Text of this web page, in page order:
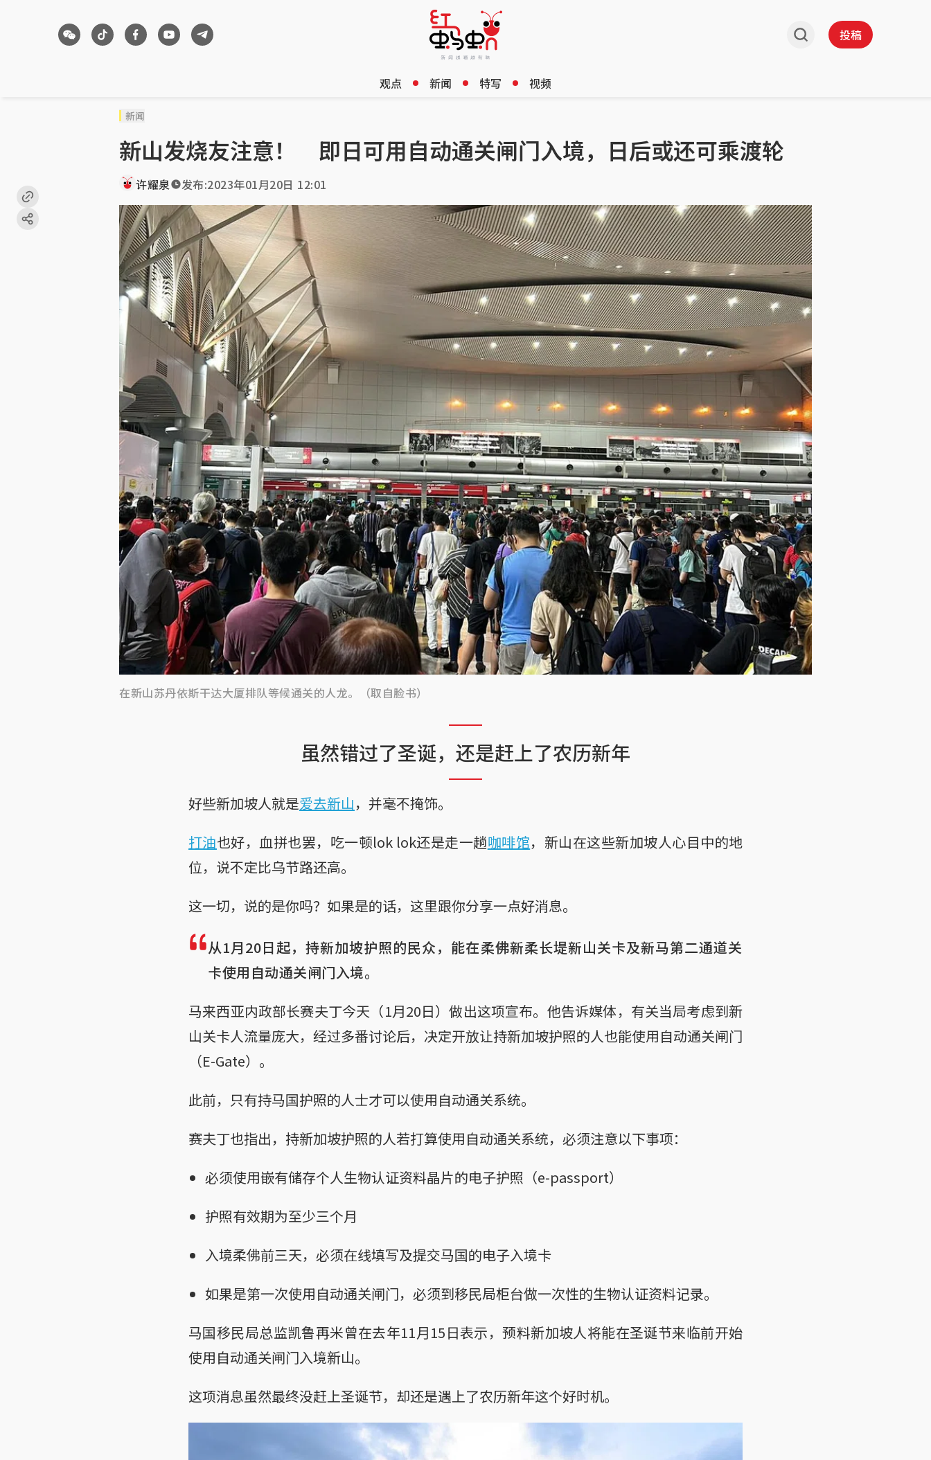
投稿
观点 新闻 特写 视频
新闻
新山发烧友注意！ 即日可用自动通关闸门入境，日后或还可乘渡轮
许耀泉 发布:2023年01月20日 12:01
在新山苏丹依斯干达大厦排队等候通关的人龙。（取自脸书）
虽然错过了圣诞，还是赶上了农历新年
好些新加坡人就是爱去新山，并毫不掩饰。
打油也好，血拼也罢，吃一顿lok lok还是走一趟咖啡馆，新山在这些新加坡人心目中的地
位，说不定比乌节路还高。
这一切，说的是你吗？如果是的话，这里跟你分享一点好消息。
从1月20日起，持新加坡护照的民众，能在柔佛新柔长堤新山关卡及新马第二通道关
卡使用自动通关闸门入境。
马来西亚内政部长赛夫丁今天（1月20日）做出这项宣布。他告诉媒体，有关当局考虑到新
山关卡人流量庞大，经过多番讨论后，决定开放让持新加坡护照的人也能使用自动通关闸门
（E-Gate）。
此前，只有持马国护照的人士才可以使用自动通关系统。
赛夫丁也指出，持新加坡护照的人若打算使用自动通关系统，必须注意以下事项：
必须使用嵌有储存个人生物认证资料晶片的电子护照（e-passport）
护照有效期为至少三个月
入境柔佛前三天，必须在线填写及提交马国的电子入境卡
如果是第一次使用自动通关闸门，必须到移民局柜台做一次性的生物认证资料记录。
马国移民局总监凯鲁再米曾在去年11月15日表示，预料新加坡人将能在圣诞节来临前开始
使用自动通关闸门入境新山。
这项消息虽然最终没赶上圣诞节，却还是遇上了农历新年这个好时机。